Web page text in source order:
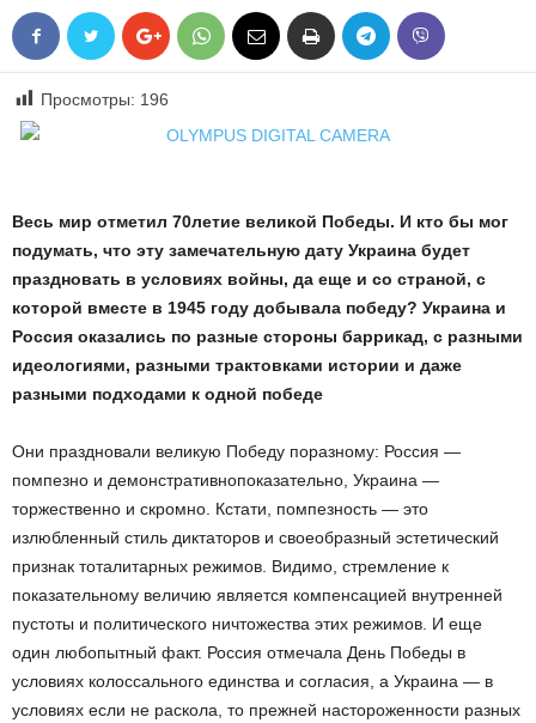
Просмотры: 196
Весь мир отметил 70­летие великой Победы. И кто бы мог
подумать, что эту замечательную дату Украина будет
праздновать в условиях войны, да еще и со страной, с
которой вместе в 1945 году добывала победу? Украина и
Россия оказались по разные стороны баррикад, с разными
идеологиями, разными трактовками истории и даже
разными подходами к одной победе
Они праздновали великую Победу по­разному: Россия —
помпезно и демонстративно­показательно, Украина —
торжественно и скромно. Кстати, помпезность — это
излюбленный стиль диктаторов и своеобразный эстетический
признак тоталитарных режимов. Видимо, стремление к
показательному величию является компенсацией внутренней
пустоты и политического ничтожества этих режимов. И еще
один любопытный факт. Россия отмечала День Победы в
условиях колоссального единства и согласия, а Украина — в
условиях если не раскола, то прежней настороженности разных